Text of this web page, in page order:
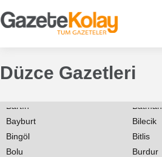
Düzce Gazetleri
Adana
Afyon
Ardahan
Bartın
Batman
Bayburt
Bilecik
Bingöl
Bitlis
Bolu
Burdur